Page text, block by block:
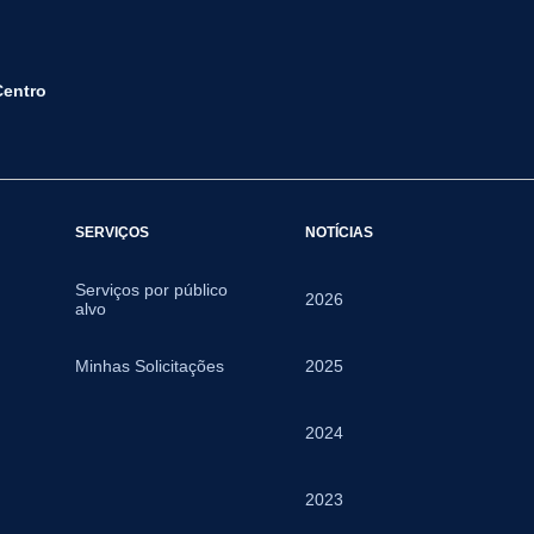
SERVIÇOS
Serviços por público
alvo
Minhas Solicitações
NOTÍCIAS
2026
2025
2024
2023